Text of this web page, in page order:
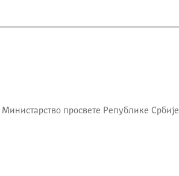
Министарство просвете Републике Србије